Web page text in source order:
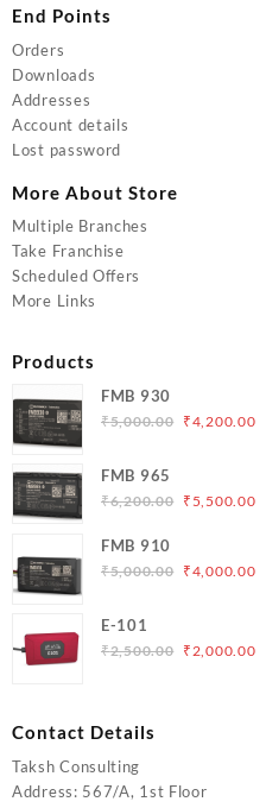
End Points
Orders
Downloads
Addresses
Account details
Lost password
More About Store
Multiple Branches
Take Franchise
Scheduled Offers
More Links
Products
FMB 930
₹5,000.00 Original
₹5,000.00.
₹4,200.00
FMB 965
₹6,200.00 Original
₹6,200.00.
₹ 5,500.00
FMB 910
₹5,000.00 Original
₹5,000.00.
₹4,000.00
E-101
₹2,500.00 Original
₹2,000.00
Contact Details
Taksh Consulting
Address: 567/A, 1st Floor